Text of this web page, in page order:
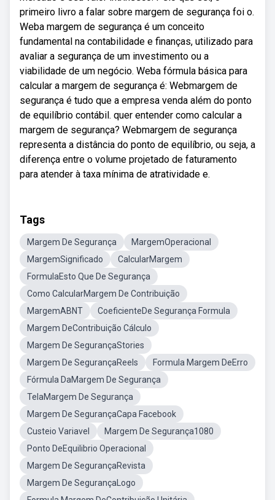
primeiro livro a falar sobre margem de segurança foi o.
Weba margem de segurança é um conceito
fundamental na contabilidade e finanças, utilizado para
avaliar a segurança de um investimento ou a
viabilidade de um negócio. Weba fórmula básica para
calcular a margem de segurança é: Webmargem de
segurança é tudo que a empresa venda além do ponto
de equilíbrio contábil. quer entender como calcular a
margem de segurança? Webmargem de segurança
representa a distância do ponto de equilíbrio, ou seja, a
diferença entre o volume projetado de faturamento
para atender à taxa mínima de atratividade e.
Tags
Margem De Segurança
MargemOperacional
MargemSignificado
CalcularMargem
FormulaEsto Que De Segurança
Como CalcularMargem De Contribuição
MargemABNT
CoeficienteDe Segurança Formula
Margem DeContribuição Cálculo
Margem De SegurançaStories
Margem De SegurançaReels
Formula Margem DeErro
Fórmula DaMargem De Segurança
TelaMargem De Segurança
Margem De SegurançaCapa Facebook
Custeio Variavel
Margem De Segurança1080
Ponto DeEquilibrio Operacional
Margem De SegurançaRevista
Margem De SegurançaLogo